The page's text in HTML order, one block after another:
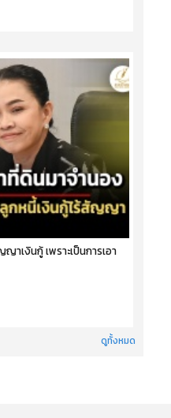
าเงินกู้ เพราะเป็นการเอา
ดูทั้งหมด